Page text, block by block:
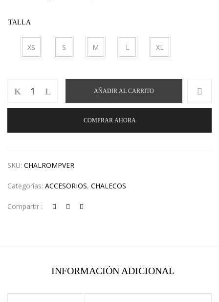
TALLA
XS S M L XL
AÑADIR AL CARRITO
COMPRAR AHORA
SKU: CHALROMPVER
Categorías: ACCESORIOS, CHALECOS
Compartir :
INFORMACIÓN ADICIONAL